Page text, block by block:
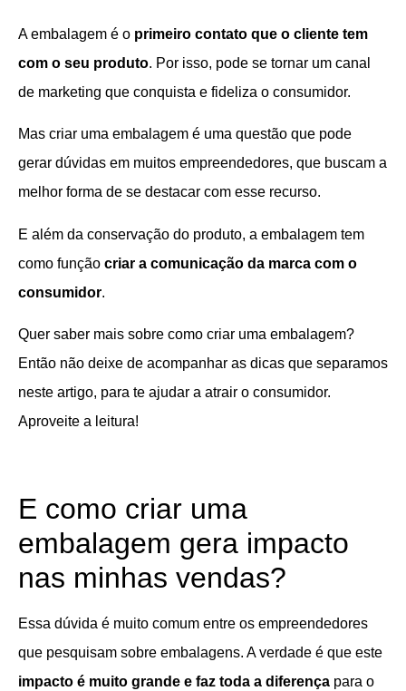
A embalagem é o primeiro contato que o cliente tem
com o seu produto. Por isso, pode se tornar um canal
de marketing que conquista e fideliza o consumidor.
Mas criar uma embalagem é uma questão que pode
gerar dúvidas em muitos empreendedores, que buscam a
melhor forma de se destacar com esse recurso.
E além da conservação do produto, a embalagem tem
como função criar a comunicação da marca com o
consumidor.
Quer saber mais sobre como criar uma embalagem?
Então não deixe de acompanhar as dicas que separamos
neste artigo, para te ajudar a atrair o consumidor.
Aproveite a leitura!
E como criar uma
embalagem gera impacto
nas minhas vendas?
Essa dúvida é muito comum entre os empreendedores
que pesquisam sobre embalagens. A verdade é que este
impacto é muito grande e faz toda a diferença para o